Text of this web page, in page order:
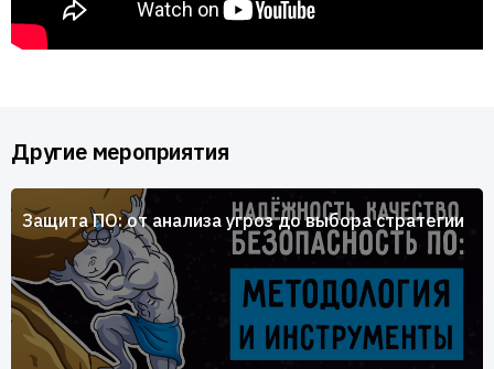
Другие мероприятия
Защита ПО: от анализа угроз до выбора стратегии